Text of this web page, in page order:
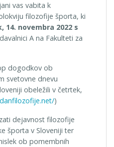
vas vabita k
filozofije športa, ki
14. novembra 2022 s
A na Fakulteti za
dogodkov ob
svetovne dnevu
obeležili v četrtek,
)
dejavnost filozofije
športa v Sloveniji ter
ob pomembnih